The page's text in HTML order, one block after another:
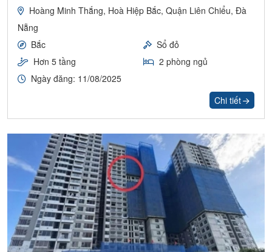
Hoàng Minh Thắng, Hoà Hiệp Bắc, Quận Liên Chiểu, Đà
Nẵng
Bắc
Sổ đỏ
Hơn 5 tầng
2 phòng ngủ
Ngày đăng: 11/08/2025
Chi tiết